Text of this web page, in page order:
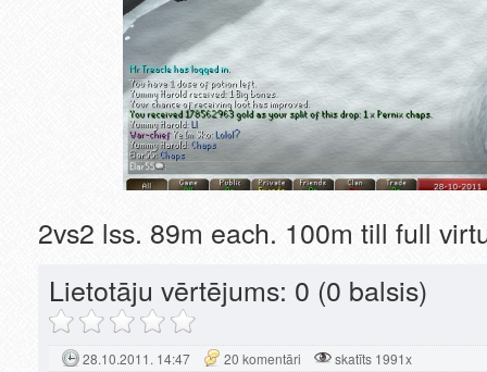
2vs2 lss. 89m each. 100m till full
Lietotāju vērtējums: 0 (0 balsis)
28.10.2011. 14:47 20 komentāri skatīts 1991x